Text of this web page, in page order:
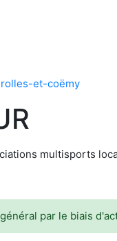
et-coëmy
multisports
par le biais